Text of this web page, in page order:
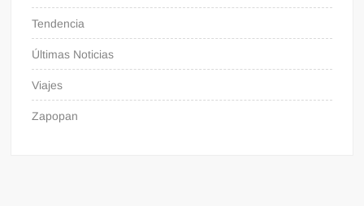
Tendencia
Últimas Noticias
Viajes
Zapopan